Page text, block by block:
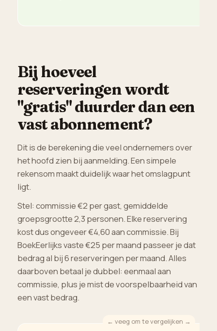
Bij hoeveel
reserveringen wordt
"gratis" duurder dan een
vast abonnement?
Dit is de berekening die veel ondernemers over
het hoofd zien bij aanmelding. Een simpele
rekensom maakt duidelijk waar het omslagpunt
ligt.
Stel: commissie €2 per gast, gemiddelde
groepsgrootte 2,3 personen. Elke reservering
kost dus ongeveer €4,60 aan commissie. Bij
BoekEerlijks vaste €25 per maand passeer je dat
bedrag al bij 6 reserveringen per maand. Alles
daarboven betaal je dubbel: eenmaal aan
commissie, plus je mist de voorspelbaarheid van
een vast bedrag.